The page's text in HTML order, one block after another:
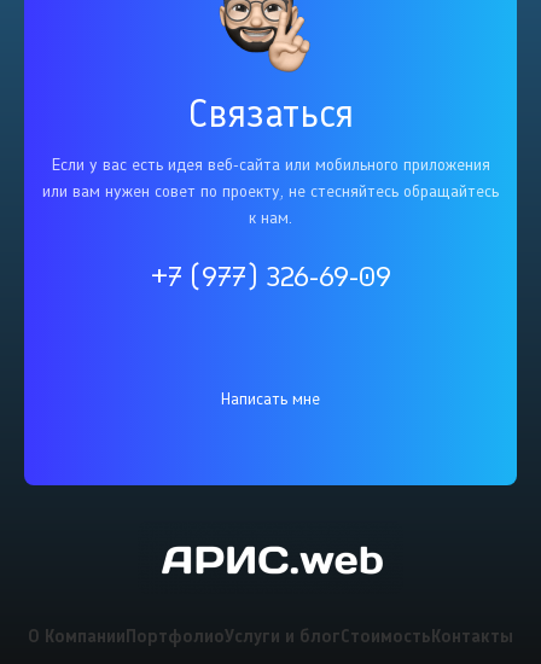
Связаться
Если у вас есть идея веб-сайта или мобильного приложения
или вам нужен совет по проекту, не стесняйтесь обращайтесь
к нам.
+7 (977) 326-69-09
Написать мне
О КомпанииПортфолиоУслуги и блогСтоимостьКонтакты